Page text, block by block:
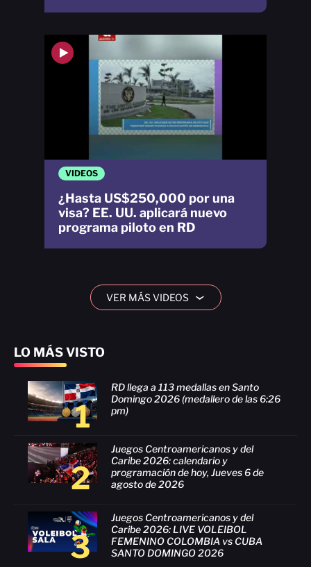
LO MÁS VISTO
1
RD llega a 113 medallas en Santo
Domingo 2026 (medallero de las 6:26
pm)
2
Juegos Centroamericanos y del
Caribe 2026: calendario y
programación de hoy, Jueves 6 de
agosto de 2026
3
Juegos Centroamericanos y del
Caribe 2026: LIVE VOLEIBOL
FEMENINO COLOMBIA vs CUBA
SANTO DOMINGO 2026
VIDEOS
¿Hasta US$250,000 por una
visa? EE. UU. aplicará nuevo
programa piloto en RD
VER MÁS VIDEOS ›